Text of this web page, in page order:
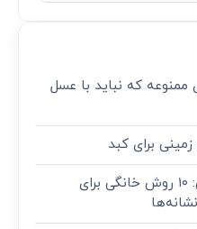
چی نخوریم + 9 غذای ممنوعه که نباید با عسل
تشخیص عسل طبیعی از تقلبی: ۱۰ روش خانگی برای